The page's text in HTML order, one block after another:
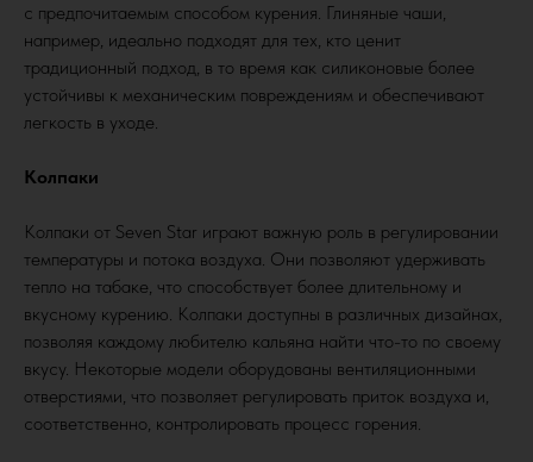
с предпочитаемым способом курения. Глиняные чаши,
например, идеально подходят для тех, кто ценит
традиционный подход, в то время как силиконовые более
устойчивы к механическим повреждениям и обеспечивают
легкость в уходе.
Колпаки
Колпаки от Seven Star играют важную роль в регулировании
температуры и потока воздуха. Они позволяют удерживать
тепло на табаке, что способствует более длительному и
вкусному курению. Колпаки доступны в различных дизайнах,
позволяя каждому любителю кальяна найти что-то по своему
вкусу. Некоторые модели оборудованы вентиляционными
отверстиями, что позволяет регулировать приток воздуха и,
соответственно, контролировать процесс горения.